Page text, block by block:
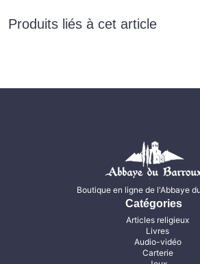
Produits liés à cet article
Boutique en ligne de l'Abbaye
Catégories
Articles religieux
Livres
Audio-vidéo
Carterie